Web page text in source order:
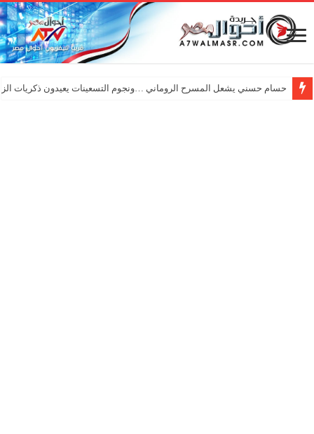
حسام حسني يشعل المسرح الروماني …ونجوم التسعينات يعيدون ذكريات